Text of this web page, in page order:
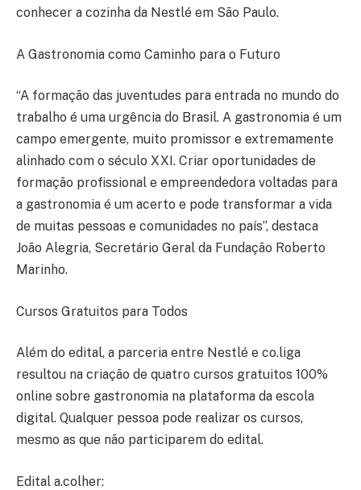
conhecer a cozinha da Nestlé em São Paulo.
A Gastronomia como Caminho para o Futuro
“A formação das juventudes para entrada no mundo do
trabalho é uma urgência do Brasil. A gastronomia é um
campo emergente, muito promissor e extremamente
alinhado com o século XXI. Criar oportunidades de
formação profissional e empreendedora voltadas para
a gastronomia é um acerto e pode transformar a vida
de muitas pessoas e comunidades no país”, destaca
João Alegria, Secretário Geral da Fundação Roberto
Marinho.
Cursos Gratuitos para Todos
Além do edital, a parceria entre Nestlé e co.liga
resultou na criação de quatro cursos gratuitos 100%
online sobre gastronomia na plataforma da escola
digital. Qualquer pessoa pode realizar os cursos,
mesmo as que não participarem do edital.
Edital a.colher: